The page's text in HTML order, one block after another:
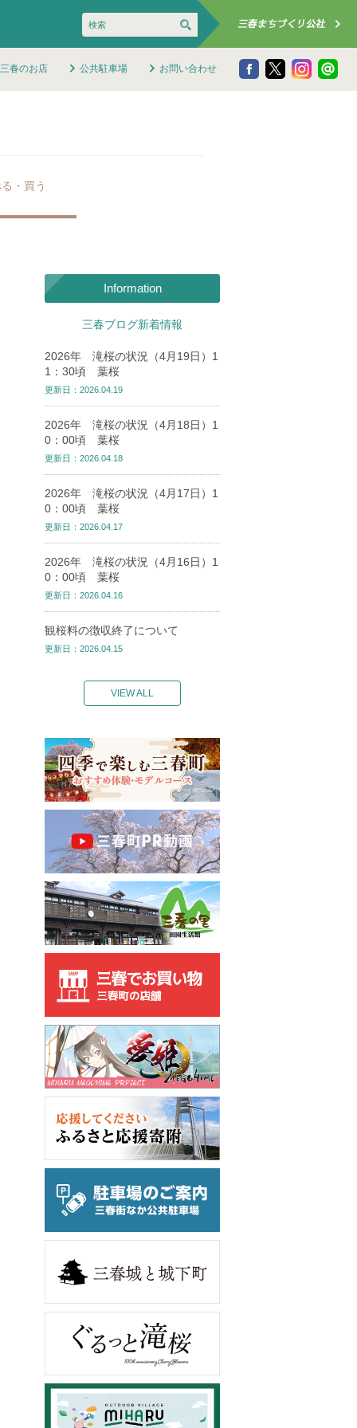
三春のお店 公共駐車場 お問い合わせ
・買う
Information
三春ブログ新着情報
2026年 滝桜の状況（4月19日）1
1：30頃 葉桜
更新日：2026.04.19
2026年 滝桜の状況（4月18日）1
0：00頃 葉桜
更新日：2026.04.18
2026年 滝桜の状況（4月17日）1
0：00頃 葉桜
更新日：2026.04.17
2026年 滝桜の状況（4月16日）1
0：00頃 葉桜
更新日：2026.04.16
観桜料の徴収終了について
更新日：2026.04.15
VIEW ALL